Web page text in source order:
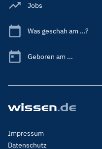
Jobs
Was geschah am ...?
Geboren am ...
Footer
Menu
Impressum
Datenschutz